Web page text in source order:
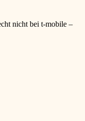
nicht bei t-mobile –